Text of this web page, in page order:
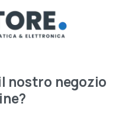
nostro negozio